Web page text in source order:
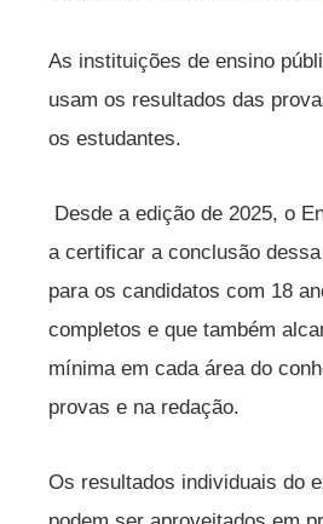
As instituições de ensino
usam os resultados das
os estudantes.
Desde a edição de 2025, o
a certificar a conclusão
para os candidatos com 18
completos e que também
mínima em cada área do
provas e na redação.
Os resultados individuais do